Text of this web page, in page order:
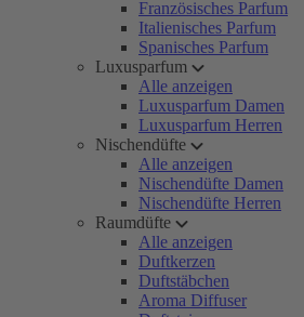
Französisches Parfum
Italienisches Parfum
Spanisches Parfum
Luxusparfum
Alle anzeigen
Luxusparfum Damen
Luxusparfum Herren
Nischendüfte
Alle anzeigen
Nischendüfte Damen
Nischendüfte Herren
Raumdüfte
Alle anzeigen
Duftkerzen
Duftstäbchen
Aroma Diffuser